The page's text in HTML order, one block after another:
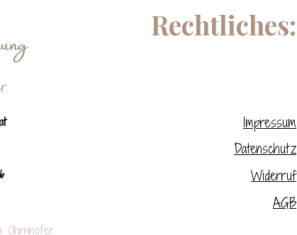
Rechtliches:
Impressum
Datenschutz
Widerruf
AGB
Ohrnhofer